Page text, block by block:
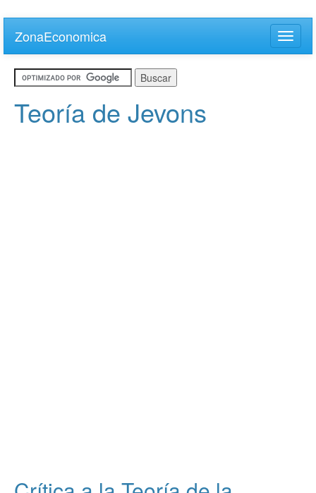
main
content
ZonaEconomica
Toggle
Teoría de Jevons